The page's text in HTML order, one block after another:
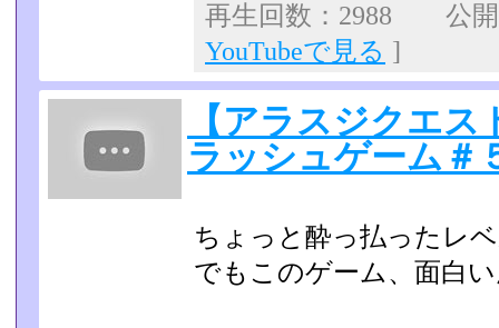
再生回数：2988 公
YouTubeで見る ]
【アラスジクエ
ラッシュゲーム＃
ちょっと酔っ払ったレ
でもこのゲーム、面白